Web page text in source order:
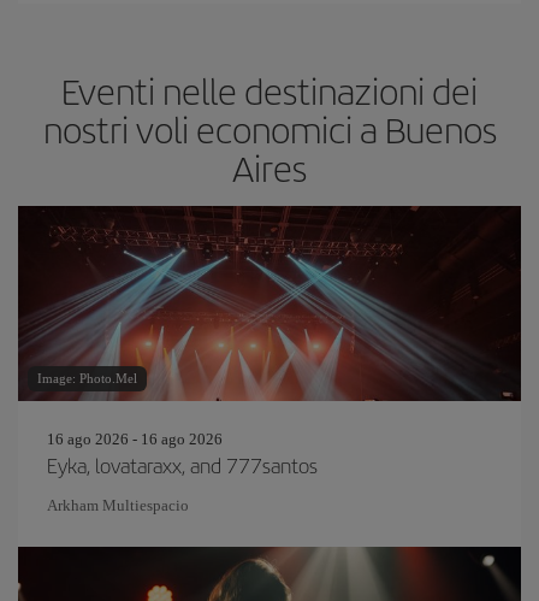
Eventi nelle destinazioni dei
nostri voli economici a Buenos
Aires
Image: Photo.Mel
16 ago 2026 - 16 ago 2026
Eyka, lovataraxx, and 777santos
Arkham Multiespacio